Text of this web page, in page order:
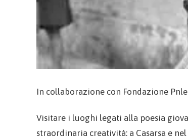
In collaborazione con Fondazione
Visitare i luoghi legati alla poesia
straordinaria creatività: a Casarsa e